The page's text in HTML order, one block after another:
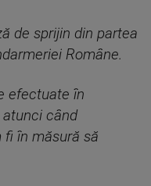
de sprijin din partea
Române.
efectuate în
când
fi în măsură să